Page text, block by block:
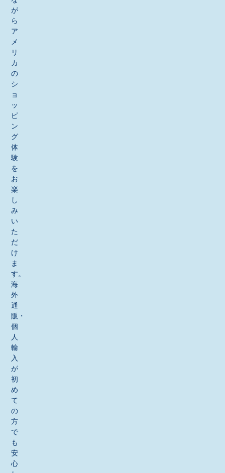
が
ら
ア
メ
リ
カ
の
シ
ョ
ッ
ピ
ン
グ
体
験
を
お
楽
し
み
い
た
だ
け
ま
す。
海
外
通
販・
個
人
輸
入
が
初
め
て
の
方
で
も
安
心